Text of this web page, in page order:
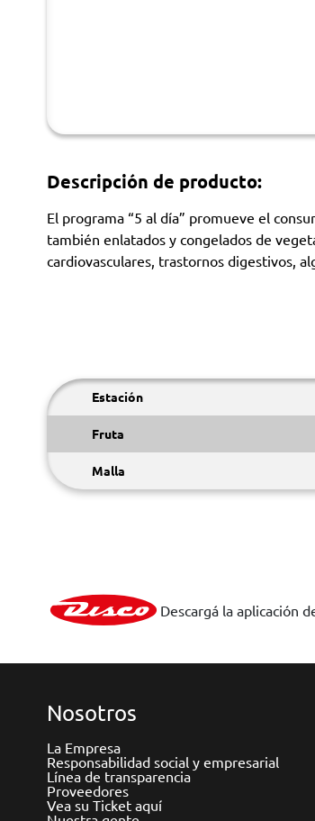
Descripción de producto:
El programa “5 al día” promueve el
también enlatados y congelados de
cardiovasculares, trastornos digestivos,
Estación
Fruta
Malla
Descargá la aplicación
Nosotros
La Empresa
Responsabilidad social y empresarial
Línea de transparencia
Proveedores
Vea su Ticket aquí